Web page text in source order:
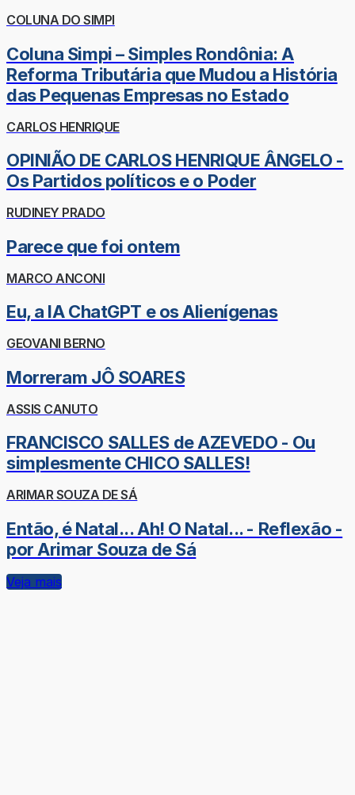
COLUNA DO SIMPI
Coluna Simpi – Simples Rondônia: A
Reforma Tributária que Mudou a História
das Pequenas Empresas no Estado
CARLOS HENRIQUE
OPINIÃO DE CARLOS HENRIQUE ÂNGELO -
Os Partidos políticos e o Poder
RUDINEY PRADO
Parece que foi ontem
MARCO ANCONI
Eu, a IA ChatGPT e os Alienígenas
GEOVANI BERNO
Morreram JÔ SOARES
ASSIS CANUTO
FRANCISCO SALLES de AZEVEDO - Ou
simplesmente CHICO SALLES!
ARIMAR SOUZA DE SÁ
Então, é Natal... Ah! O Natal... - Reflexão -
por Arimar Souza de Sá
Veja mais